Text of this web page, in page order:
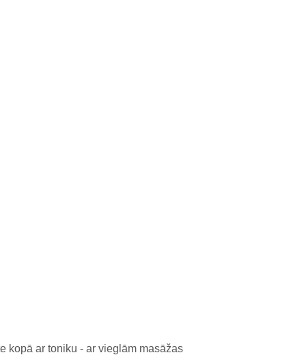
kopā ar toniku - ar vieglām masāžas